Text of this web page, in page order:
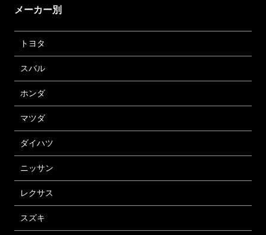
メーカー別
トヨタ
スバル
ホンダ
マツダ
ダイハツ
ニッサン
レクサス
スズキ